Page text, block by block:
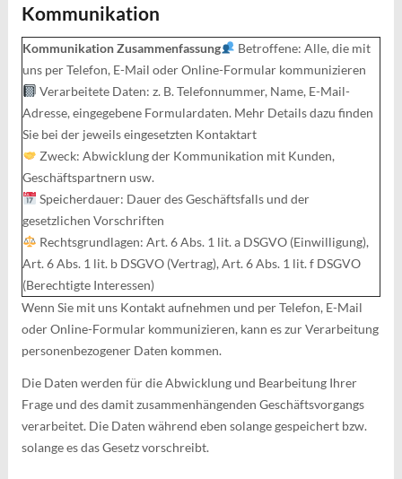
Kommunikation
Kommunikation Zusammenfassung
Betroffene: Alle, die mit
uns per Telefon, E-Mail oder Online-Formular kommunizieren
Verarbeitete Daten: z. B. Telefonnummer, Name, E-Mail-
Adresse, eingegebene Formulardaten. Mehr Details dazu finden
Sie bei der jeweils eingesetzten Kontaktart
Zweck: Abwicklung der Kommunikation mit Kunden,
Geschäftspartnern usw.
Speicherdauer: Dauer des Geschäftsfalls und der
gesetzlichen Vorschriften
Rechtsgrundlagen: Art. 6 Abs. 1 lit. a DSGVO (Einwilligung),
Art. 6 Abs. 1 lit. b DSGVO (Vertrag), Art. 6 Abs. 1 lit. f DSGVO
(Berechtigte Interessen)
Wenn Sie mit uns Kontakt aufnehmen und per Telefon, E-Mail
oder Online-Formular kommunizieren, kann es zur Verarbeitung
personenbezogener Daten kommen.
Die Daten werden für die Abwicklung und Bearbeitung Ihrer
Frage und des damit zusammenhängenden Geschäftsvorgangs
verarbeitet. Die Daten während eben solange gespeichert bzw.
solange es das Gesetz vorschreibt.